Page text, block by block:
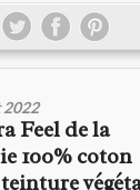
2022
Feel de la
100% coton